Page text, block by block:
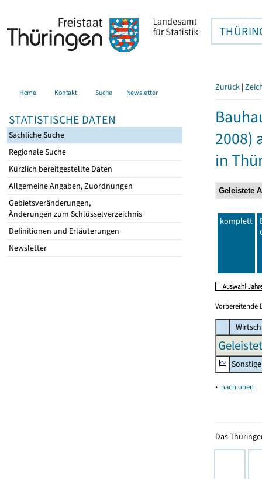
Home Kontakt Suche Newsletter
STATISTISCHE DATEN
Sachliche Suche
Regionale Suche
Kürzlich bereitgestellte Daten
Allgemeine Angaben, Zuordnungen
Gebietsveränderungen,
Änderungen zum Schlüsselverzeichnis
Definitionen und Erläuterungen
Newsletter
Zurück |
2008)
in
komplett
Vorbereitende
▴ nach oben
Das